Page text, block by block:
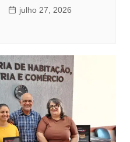
julho 27, 2026